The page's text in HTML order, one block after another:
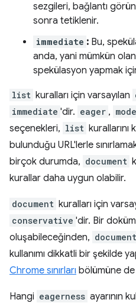
sezgileri, bağlantı
sonra tetiklenir.
immediate : Bu,
anda, yani mümkün
spekülasyon yapmak için
list kuralları için varsayılan
immediate 'dir. eager ,
seçenekleri, list kurallarını
bulunduğu URL'lerle
birçok durumda, document
kurallar daha uygun olabilir.
document kuralları için
conservative 'dir. Bir
oluşabileceğinden, document
kullanımı dikkatli bir şekilde
Chrome sınırları bölümüne de
Hangi eagerness ayarının